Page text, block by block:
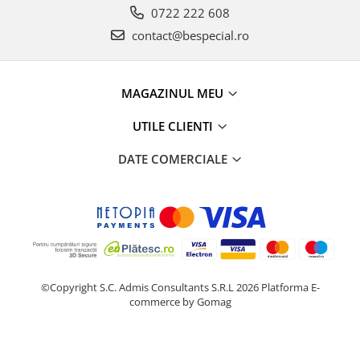
0722 222 608
contact@bespecial.ro
MAGAZINUL MEU
UTILE CLIENTI
DATE COMERCIALE
©Copyright S.C. Admis Consultants S.R.L 2026 Platforma E-
commerce by Gomag